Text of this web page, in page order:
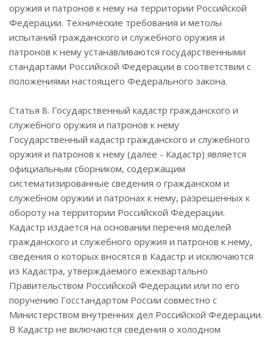
оружия и патронов к нему на территории Российской
Федерации. Технические требования и метолы
испытаний гражданского и служебного оружия и
патронов к нему устанавливаются государственными
стандартами Российской Федерации в соответствии с
положениями настоящего Федерального закона.
Статья 8. Государственный кадастр гражданского и
служебного оружия и патронов к нему
Государственный кадастр гражданского и служебного
оружия и патронов к нему (далее - Кадастр) является
официальным сборником, содержащим
систематизированные сведения о гражданском и
служебном оружии и патронах к нему, разрешенных к
обороту на территории Российской Федерации.
Кадастр издается на основании перечня моделей
гражданского и служебного оружия и патронов к нему,
сведения о которых вносятся в Кадастр и исключаются
из Кадастра, утверждаемого ежеквартально
Правительством Российской Федерации или по его
поручению Госстандартом России совместно с
Министерством внутренних дел Российской Федерации.
В Кадастр не включаются сведения о холодном